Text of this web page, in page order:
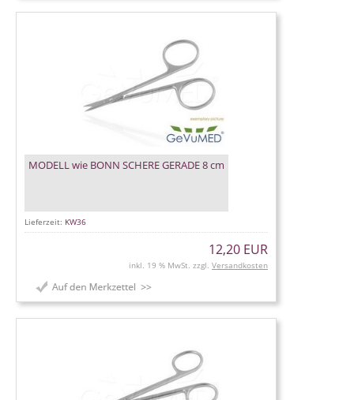
MODELL wie BONN SCHERE GERADE 8 cm
Lieferzeit: KW36
12,20 EUR
inkl. 19 % MwSt. zzgl. Versandkosten